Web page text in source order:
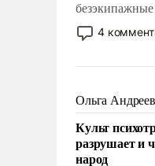
безэкипажные
применение
стало
сложна и
и ее
поднимет
возможности.
4
Ольга
Культ
разрушает и
народ